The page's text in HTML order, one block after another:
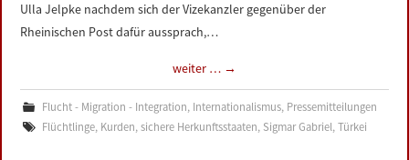
Ulla Jelpke nachdem sich der Vizekanzler gegenüber der
Rheinischen Post dafür aussprach,…
weiter … →
Flucht - Migration - Integration, Internationalismus, Pressemitteilungen
Flüchtlinge, Kurden, sichere Herkunftsstaaten, Sigmar Gabriel, Türkei